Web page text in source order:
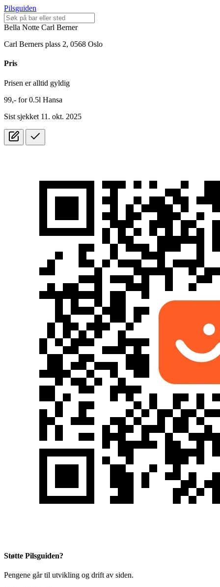
Pilsguiden
Bella Notte Carl Berner
Carl Berners plass 2, 0568 Oslo
Pris
Prisen er alltid gyldig
99,- for0.5l Hansa
Sist sjekket 11. okt. 2025
Støtte Pilsguiden?
Pengene går til utvikling og drift av siden.